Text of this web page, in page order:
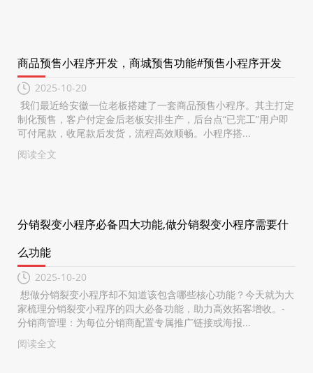
商品预售小程序开发，商城预售功能#预售小程序开发
2025-10-20
我们最近给安徽一位老板搭建了一套商品预售小程序。其主打定
制化预售，客户付定金后老板安排生产，后台点“已完工”用户即
可付尾款，收尾款后发货，流程高效顺畅。小程序搭...
阅读全文
分销裂变小程序必备四大功能,做分销裂变小程序需要什
么功能
2025-10-20
想做分销裂变小程序却不知道该包含哪些核心功能？今天就为大
家梳理分销裂变小程序的四大必备功能，助力高效拓客增收。-
分销商管理：为每位分销商配置专属推广链接或海报...
阅读全文